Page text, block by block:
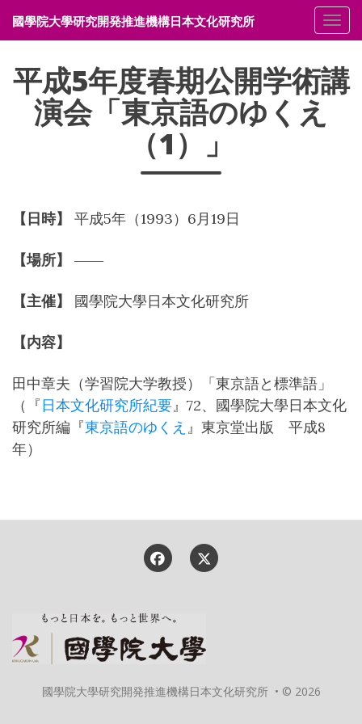
メ
國學院大學研究開発推進機構日本文化研究所
平成5年度春期公開学術講
演会「東京語のゆくえ
（1）」
【日時】 平成5年（1993）6月19日
【場所】 ――
【主催】 國學院大學日本文化研究所
【内容】
田中章夫（学習院大学教授）「東京語と標準語」
（『日本文化研究所紀要』72、國學院大學日本文化
研究所編『東京語のゆくえ 』東京堂出版 平成8
年）
國學院大學研究開発推進機構日本文化研究所 • © 2026